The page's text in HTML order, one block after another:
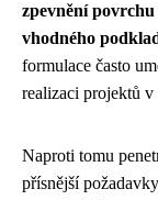
zpevnění
vhodného
formulace často
realizaci projektů
Naproti tomu
přísnější